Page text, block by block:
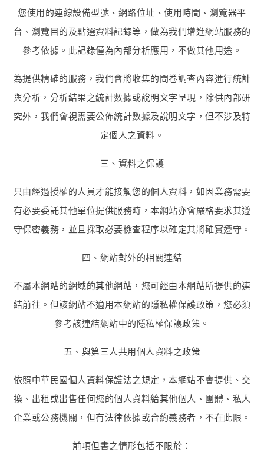
您使用的連線設備型號、網路位址、使用時間、瀏覽器平
台、瀏覽目的及點選資料記錄等，做為我們增進網站服務的
參考依據。此記錄僅為內部分析應用，不做其他用途。
為提供精確的服務，我們會將收集的問卷調查內容進行統計
與分析，分析結果之統計數據或說明文字呈現，除供內部研
究外，我們會視需要公佈統計數據及說明文字，但不涉及特
定個人之資料。
三、資料之保護
只由經過授權的人員才能接觸您的個人資料，如因業務需要
有必要委託其他單位提供服務時，本網站亦會嚴格要求其遵
守保密義務，並且採取必要檢查程序以確定其將確實遵守。
四、網站對外的相關連結
不屬本網站的網域的其他網站，您可經由本網站所提供的連
結前往。但該網站不適用本網站的隱私權保護政策，您必須
參考該連結網站中的隱私權保護政策。
五、與第三人共用個人資料之政策
依照中華民國個人資料保護法之規定，本網站不會提供、交
換、出租或出售任何您的個人資料給其他個人、團體、私人
企業或公務機關，但有法律依據或合約義務者，不在此限。
前項但書之情形包括不限於：